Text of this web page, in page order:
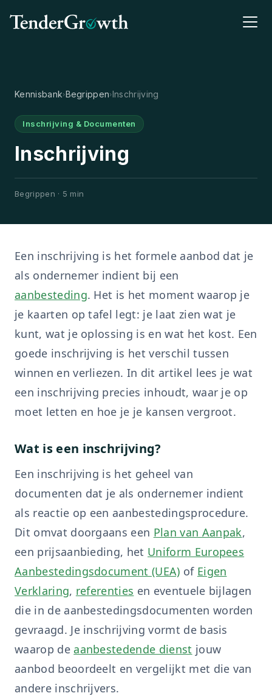
Inschrijving
Begrippen · 5 min
Inschrijving & Documenten
Kennisbank›Begrippen›Inschrijving
Een inschrijving is het formele aanbod dat je
als ondernemer indient bij een
aanbesteding. Het is het moment waarop je
je kaarten op tafel legt: je laat zien wat je
kunt, wat je oplossing is en wat het kost. Een
goede inschrijving is het verschil tussen
winnen en verliezen. In dit artikel lees je wat
een inschrijving precies inhoudt, waar je op
moet letten en hoe je je kansen vergroot.
Wat is een inschrijving?
Een inschrijving is het geheel van
documenten dat je als ondernemer indient
als reactie op een aanbestedingsprocedure.
Dit omvat doorgaans een Plan van Aanpak,
een prijsaanbieding, het Uniform Europees
Aanbestedingsdocument (UEA) of Eigen
Verklaring, referenties en eventuele bijlagen
die in de aanbestedingsdocumenten worden
gevraagd. Je inschrijving vormt de basis
waarop de aanbestedende dienst jouw
aanbod beoordeelt en vergelijkt met die van
andere inschrijvers.